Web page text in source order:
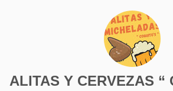
ALITAS Y CERVEZAS “